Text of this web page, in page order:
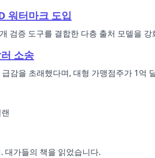
워터마크 도입
검증 도구를 결합한 다층 출처 모델을 강
소송
감을 초래했다며, 대형 가맹점주가 1억
대가들의 책을 읽었습니다.